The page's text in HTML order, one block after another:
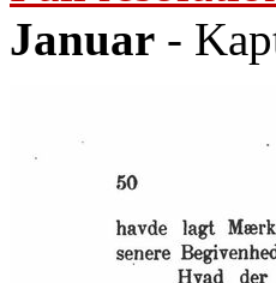
Januar -